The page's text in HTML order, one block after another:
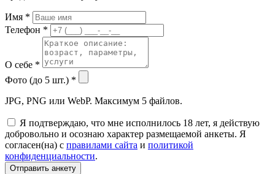
Имя *
Телефон *
О себе *
Фото (до 5 шт.) *
JPG, PNG или WebP. Максимум 5 файлов.
Я подтверждаю, что мне исполнилось 18 лет, я действую
добровольно и осознаю характер размещаемой анкеты. Я
согласен(на) с правилами сайта и политикой
конфиденциальности.
Отправить анкету